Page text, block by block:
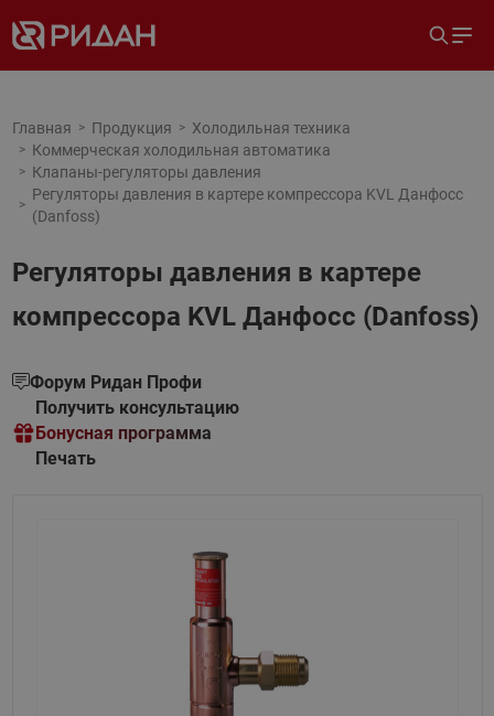
Главная Продукция
Холодильная техника
Коммерческая холодильная автоматика
Клапаны-регуляторы давления
Регуляторы давления в картере компрессора KVL Данфосс
(Danfoss)
Регуляторы давления в картере
компрессора KVL Данфосс (Danfoss)
Форум Ридан Профи
Получить консультацию
Бонусная программа
Печать